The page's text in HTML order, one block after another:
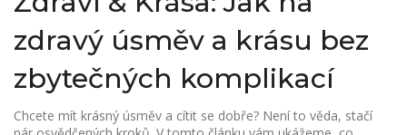
zdravý úsměv a krásu bez
zbytečných komplikací
Chcete mít krásný úsměv a cítit se dobře? Není to věda, stačí